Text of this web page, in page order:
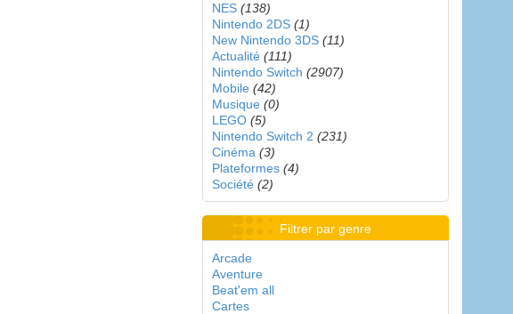
NES (138)
Nintendo 2DS (1)
New Nintendo 3DS (11)
Actualité (111)
Nintendo Switch (2907)
Mobile (42)
Musique (0)
LEGO (5)
Nintendo Switch 2 (231)
Cinéma (3)
Plateformes (4)
Société (2)
Filtrer par genre
Arcade
Aventure
Beat'em all
Cartes